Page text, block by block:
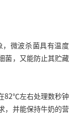
微波杀菌具有温度
菌，又能防止其贮藏
82℃左右处理数秒钟
，并能保持牛奶的营